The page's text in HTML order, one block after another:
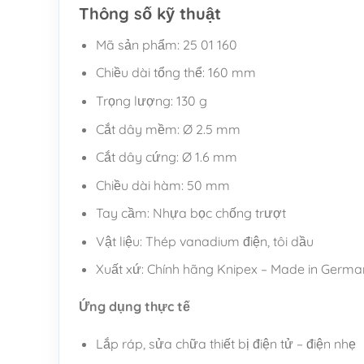
Thông số kỹ thuật
Mã sản phẩm: 25 01 160
Chiều dài tổng thể: 160 mm
Trọng lượng: 130 g
Cắt dây mềm: Ø 2.5 mm
Cắt dây cứng: Ø 1.6 mm
Chiều dài hàm: 50 mm
Tay cầm: Nhựa bọc chống trượt
Vật liệu: Thép vanadium điện, tôi dầu
Xuất xứ: Chính hãng Knipex – Made in
Ứng dụng thực tế
Lắp ráp, sửa chữa thiết bị điện tử – điện nhẹ